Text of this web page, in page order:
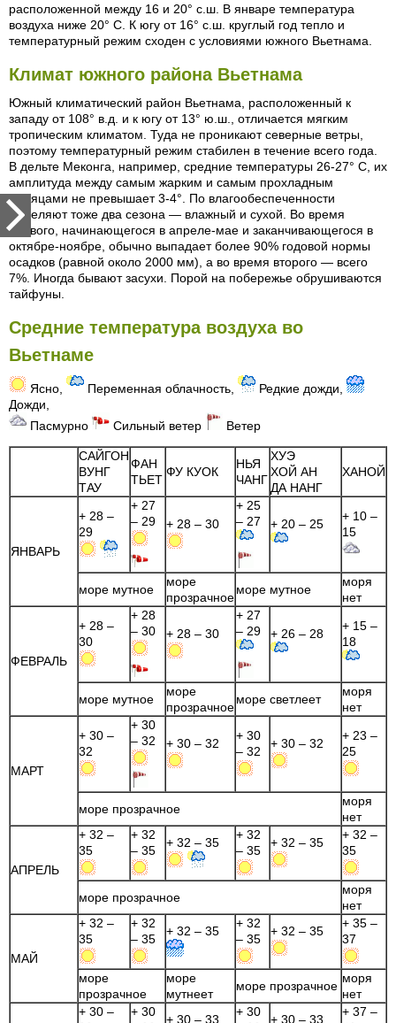
расположенной между 16 и 20° с.ш. В январе температура
воздуха ниже 20° С. К югу от 16° с.ш. круглый год тепло и
температурный режим сходен с условиями южного Вьетнама.
Климат южного района Вьетнама
Южный климатический район Вьетнама, расположенный к
западу от 108° в.д. и к югу от 13° ю.ш., отличается мягким
тропическим климатом. Туда не проникают северные ветры,
поэтому температурный режим стабилен в течение всего года.
В дельте Меконга, например, средние температуры 26-27° С, их
амплитуда между самым жарким и самым прохладным
месяцами не превышает 3-4°. По влагообеспеченности
выделяют тоже два сезона — влажный и сухой. Во время
первого, начинающегося в апреле-мае и заканчивающегося в
октябре-ноябре, обычно выпадает более 90% годовой нормы
осадков (равной около 2000 мм), а во время второго — всего
7%. Иногда бывают засухи. Порой на побережье обрушиваются
тайфуны.
Средние температура воздуха во
Вьетнаме
Ясно, Переменная облачность,
Редкие дожди,
Дожди,
Пасмурно
Сильный ветер Ветер
САЙГОН
ВУНГ
ТАУ
ФАН
ТЬЕТ
ФУ КУОК
НЬЯ
ЧАНГ
ХУЭ
ХОЙ АН
ДА НАНГ
ХАНОЙ
ЯНВАРЬ
+ 28 –
29
+ 27
– 29
+ 28 – 30
+ 25
– 27
+ 20 – 25
+ 10 –
15
море мутное
море
прозрачное
море мутное
моря
нет
ФЕВРАЛЬ
+ 28 –
30
+ 28
– 30
+ 28 – 30
+ 27
– 29
+ 26 – 28
+ 15 –
18
море мутное
море
прозрачное
море светлеет
моря
нет
МАРТ
+ 30 –
32
+ 30
– 32
+ 30 – 32
+ 30
– 32
+ 30 – 32
+ 23 –
25
море прозрачное
моря
нет
АПРЕЛЬ
+ 32 –
35
+ 32
– 35
+ 32 – 35
+ 32
– 35
+ 32 – 35
+ 32 –
35
море прозрачное
моря
нет
МАЙ
+ 32 –
35
+ 32
– 35
+ 32 – 35
+ 32
– 35
+ 32 – 35
+ 35 –
37
море
прозрачное
море
мутнеет
море прозрачное
моря
нет
+ 30 –
+ 30
+ 30 – 33
+ 30
+ 30 – 33
+ 37 –